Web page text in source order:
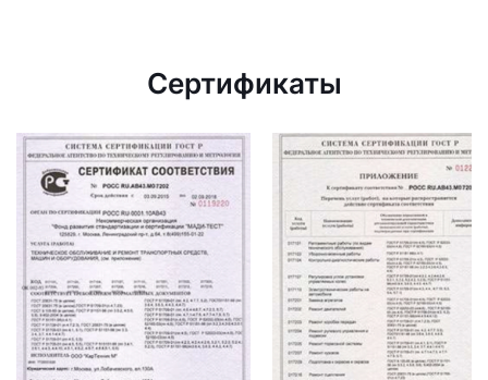
Сертификаты